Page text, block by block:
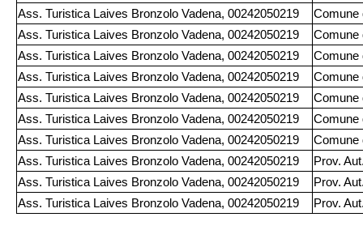
Ass. Turistica Laives Bronzolo Vadena, 00242050219
Comune
Ass. Turistica Laives Bronzolo Vadena, 00242050219
Comune
Ass. Turistica Laives Bronzolo Vadena, 00242050219
Comune
Ass. Turistica Laives Bronzolo Vadena, 00242050219
Comune
Ass. Turistica Laives Bronzolo Vadena, 00242050219
Comune
Ass. Turistica Laives Bronzolo Vadena, 00242050219
Comune
Ass. Turistica Laives Bronzolo Vadena, 00242050219
Comune
Ass. Turistica Laives Bronzolo Vadena, 00242050219
Prov.
Ass. Turistica Laives Bronzolo Vadena, 00242050219
Prov.
Ass. Turistica Laives Bronzolo Vadena, 00242050219
Prov.